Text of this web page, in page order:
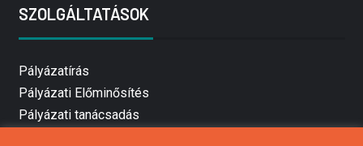
SZOLGÁLTATÁSOK
Pályázatírás
Pályázati Előminősítés
Pályázati tanácsadás